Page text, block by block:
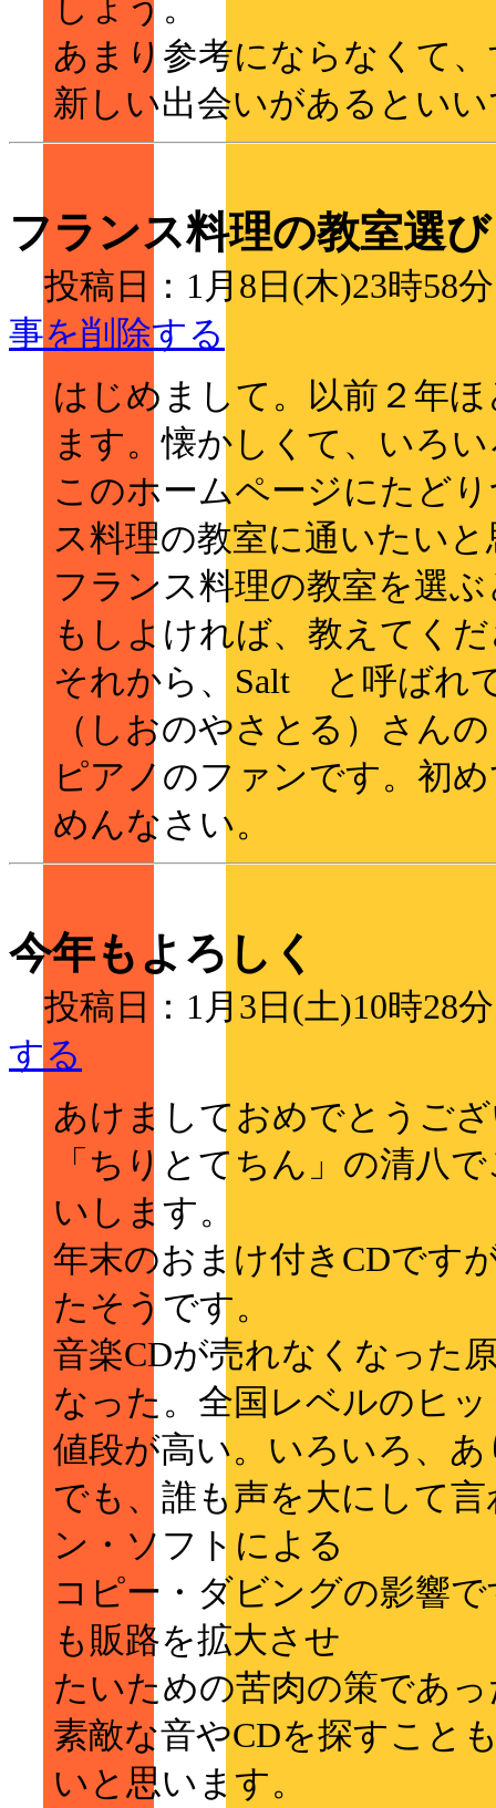
しょう。
あまり参考にならなくて
新しい出会いがあるとい
フランス料理の教室選び
投稿日：1月8日(木)23時
事を削除する
はじめまして。以前２年
ます。懐かしくて、いろ
このホームページにたど
ス料理の教室に通いたい
フランス料理の教室を選
もしよければ、教えてく
それから、Salt と呼ばれ
（しおのやさとる）さんの
ピアノのファンです。初
めんなさい。
今年もよろしく
投稿日：1月3日(土)10時28
する
あけましておめでとうご
「ちりとてちん」の清八
いします。
年末のおまけ付きCDです
たそうです。
音楽CDが売れなくなった
なった。全国レベルのヒ
値段が高い。いろいろ、
でも、誰も声を大にして
ン・ソフトによる
コピー・ダビングの影響
も販路を拡大させ
たいための苦肉の策であ
素敵な音やCDを探すこと
いと思います。